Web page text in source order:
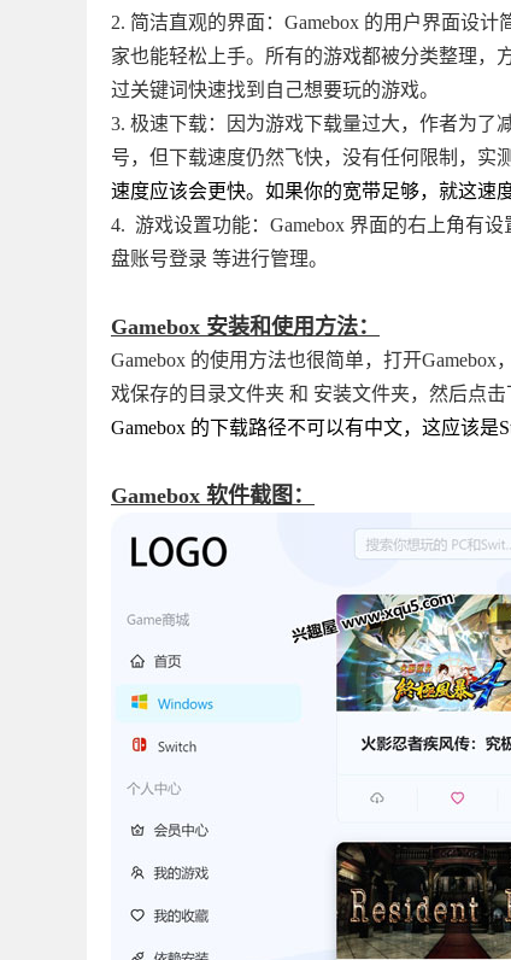
2. 简洁直观的界面：Gamebox 的用户界面设
家也能轻松上手。所有的游戏都被分类整理，
过关键词快速找到自己想要玩的游戏。
3. 极速下载：因为游戏下载量过大，作者为了
号，但下载速度仍然飞快，没有任何限制，实测
速度应该会更快。如果你的宽带足够，就这速
4. 游戏设置功能：Gamebox 界面的右上角有
盘账号登录 等进行管理。
Gamebox 安装和使用方法：
Gamebox 的使用方法也很简单，打开
戏保存的目录文件夹 和 安装文件夹，然后点
Gamebox 的下载路径不可以有中文，这应该是
Gamebox 软件截图：